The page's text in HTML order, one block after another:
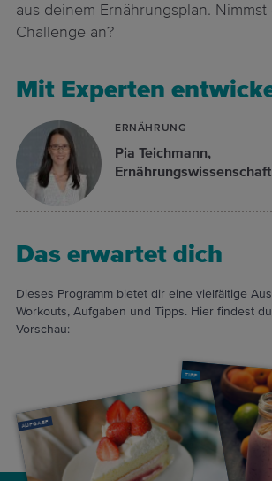
aus deinem Ernährungsplan. Nimmst
Challenge an?
Mit Experten
ERNÄHRUNG
Pia Teichmann,
Das erwartet dich
Dieses Programm bietet dir eine vielfältige
Workouts, Aufgaben und Tipps. Hier findest
Vorschau:
AUFGABE
TIPP